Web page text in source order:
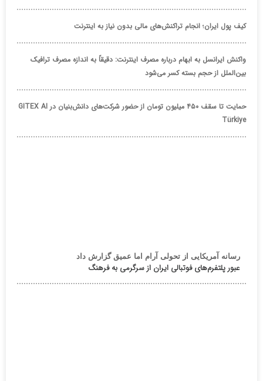
کیف پول ایران؛ انجام تراکنش‌های مالی بدون نیاز به اینترنت
واکنش ایرانسل به ابهام درباره مصرف اینترنت: دقیقاً به اندازه مصرف ترافیک
بین‌الملل از حجم بسته کسر می‌شود
حمایت تا سقف ۴۵۰ میلیون تومان از حضور شرکت‌های دانش‌بنیان در GITEX AI
Türkiye
رسانه آمریکایی از تحولی آرام اما عمیق گزارش داد
عبور پلتفرم‌های فوتبالی ایران از سرگرمی به فرهنگ